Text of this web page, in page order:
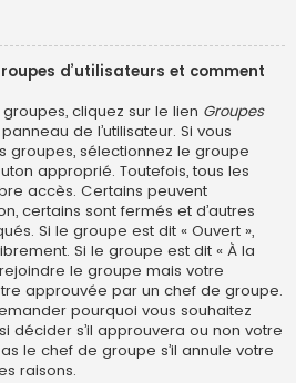
d’utilisateurs et comment
cliquez sur le lien Groupes
de l’utilisateur. Si vous
groupes, sélectionnez le groupe
approprié. Toutefois, tous les
accès. Certains peuvent
certains sont fermés et d’autres
Si le groupe est dit « Ouvert »,
Si le groupe est dit « À la
le groupe mais votre
approuvée par un chef de groupe.
pourquoi vous souhaitez
décider s’il approuvera ou non votre
le chef de groupe s’il annule votre
raisons.